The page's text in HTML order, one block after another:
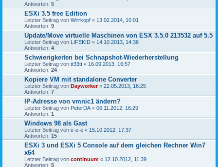
Antworten: 5
ESXi 3.5 free Edition
Letzter Beitrag von Wirrkopf « 13.02.2014, 10:01
Antworten: 9
Update/Move virtuelle Maschinen von ESX 3.5.0 213532 auf 5.5
Letzter Beitrag von LIFEKID « 14.10.2013, 14:36
Antworten: 4
Schwierigkeiten bei Schnapshot-Wiederherstellung
Letzter Beitrag von tt33tt « 16.09.2013, 16:57
Antworten: 24
Kopiere VM mit standalone Converter
Letzter Beitrag von Dayworker« 22.05.2013, 16:25
Antworten: 7
IP-Adresse von vmnic1 ändern?
Letzter Beitrag von PeterDA « 06.11.2012, 16:29
Antworten: 1
Windows 98 als Gast
Letzter Beitrag von e-e-e « 15.10.2012, 17:37
Antworten: 15
ESXi 3 und ESXi 5 Console auf dem gleichen Rechner Win7
x64
Letzter Beitrag von continuum « 12.10.2012, 11:39
Antworten: 5